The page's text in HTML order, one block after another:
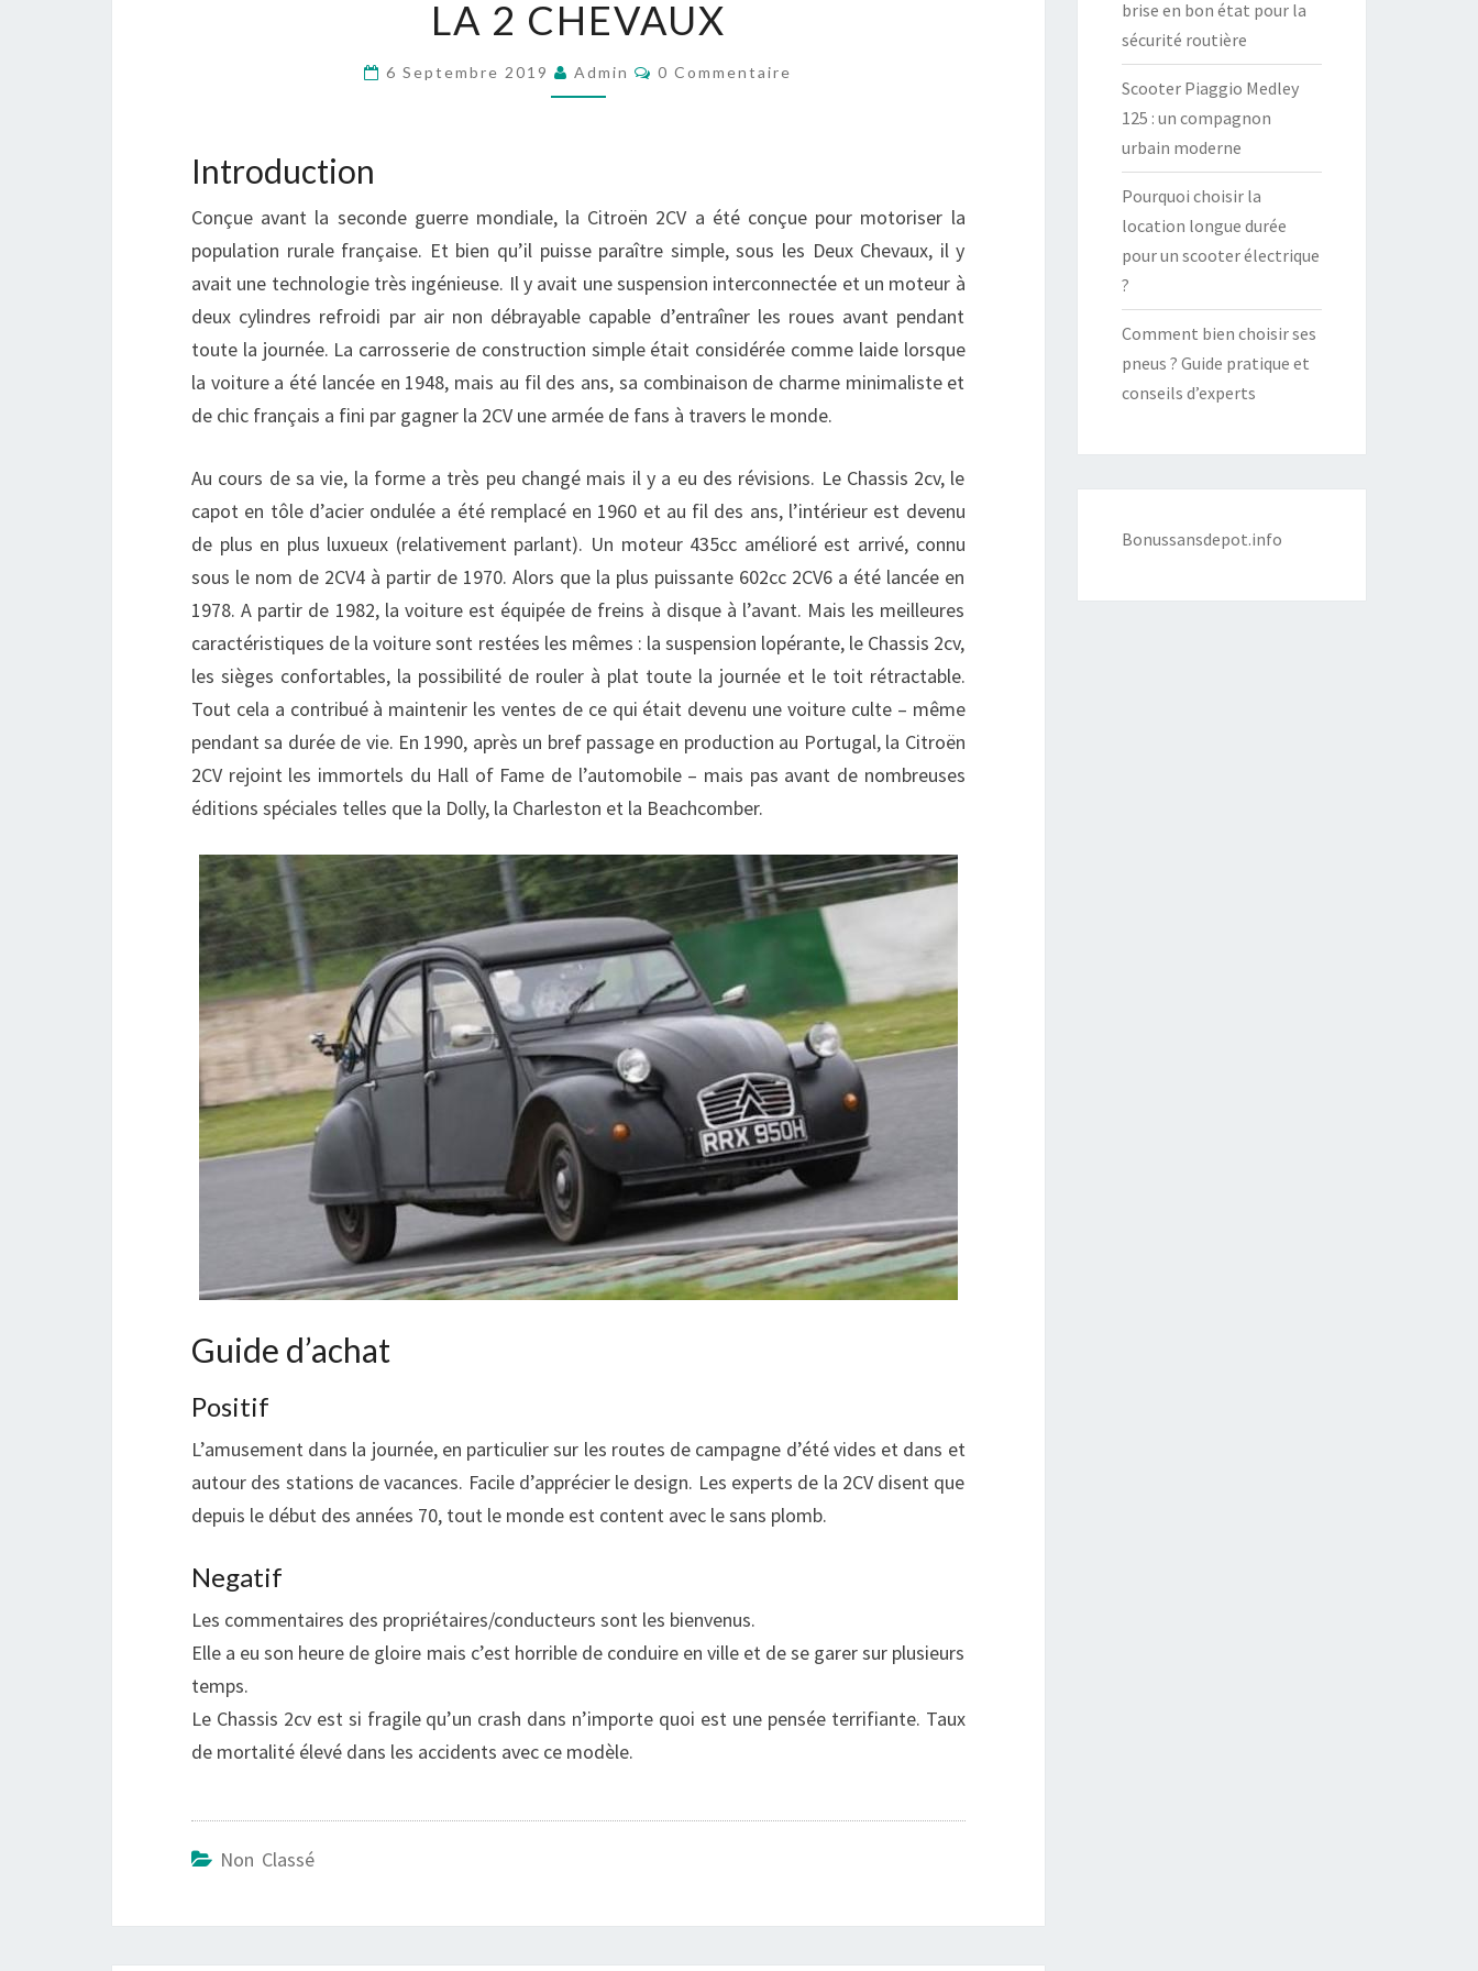
2
LA 2 CHEVAUX
6 Septembre 2019 Admin Commentaires
0 Commentaire
Introduction
Conçue avant la seconde guerre mondiale, la Citroën 2CV a été conçue pour motoriser la
population rurale française. Et bien qu’il puisse paraître simple, sous les Deux Chevaux, il y
avait une technologie très ingénieuse. Il y avait une suspension interconnectée et un moteur à
deux cylindres refroidi par air non débrayable capable d’entraîner les roues avant pendant
toute la journée. La carrosserie de construction simple était considérée comme laide lorsque
la voiture a été lancée en 1948, mais au fil des ans, sa combinaison de charme minimaliste et
de chic français a fini par gagner la 2CV une armée de fans à travers le monde.
Au cours de sa vie, la forme a très peu changé mais il y a eu des révisions. Le Chassis 2cv, le
capot en tôle d’acier ondulée a été remplacé en 1960 et au fil des ans, l’intérieur est devenu
de plus en plus luxueux (relativement parlant). Un moteur 435cc amélioré est arrivé, connu
sous le nom de 2CV4 à partir de 1970. Alors que la plus puissante 602cc 2CV6 a été lancée en
1978. A partir de 1982, la voiture est équipée de freins à disque à l’avant. Mais les meilleures
caractéristiques de la voiture sont restées les mêmes : la suspension lopérante, le Chassis 2cv,
les sièges confortables, la possibilité de rouler à plat toute la journée et le toit rétractable.
Tout cela a contribué à maintenir les ventes de ce qui était devenu une voiture culte – même
pendant sa durée de vie. En 1990, après un bref passage en production au Portugal, la Citroën
2CV rejoint les immortels du Hall of Fame de l’automobile – mais pas avant de nombreuses
éditions spéciales telles que la Dolly, la Charleston et la Beachcomber.
Guide d’achat
Positif
L’amusement dans la journée, en particulier sur les routes de campagne d’été vides et dans et
autour des stations de vacances. Facile d’apprécier le design. Les experts de la 2CV disent que
depuis le début des années 70, tout le monde est content avec le sans plomb.
Negatif
Les commentaires des propriétaires/conducteurs sont les bienvenus.
Elle a eu son heure de gloire mais c’est horrible de conduire en ville et de se garer sur plusieurs
temps.
Le Chassis 2cv est si fragile qu’un crash dans n’importe quoi est une pensée terrifiante. Taux
de mortalité élevé dans les accidents avec ce modèle.
Non Classé
brise en bon état pour la
sécurité routière
Scooter Piaggio Medley
125 : un compagnon
urbain moderne
Pourquoi choisir la
location longue durée
pour un scooter électrique
?
Comment bien choisir ses
pneus ? Guide pratique et
conseils d’experts
Bonussansdepot.info